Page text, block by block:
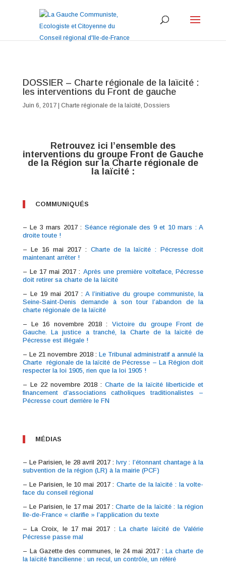
DOSSIER – Charte régionale de la laïcité :
les interventions du Front de gauche
Juin 6, 2017| Charte régionale de la laïcité, Dossiers
Retrouvez ici l’ensemble des
interventions du groupe Front de Gauche
de la Région sur la Charte régionale de
la laïcité :
COMMUNIQUÉS
– Le 3 mars 2017 : Séance régionale des 9 et 10 mars : A
droite toute !
– Le 16 mai 2017 : Charte de la laïcité : Pécresse doit
maintenant arrêter !
– Le 17 mai 2017 : Après une première volteface, Pécresse
doit retirer sa charte de la laïcité
– Le 19 mai 2017 :A l’initiative du groupe communiste, la
Seine-Saint-Denis demande à son tour l’abandon de la
charte régionale de la laïcité
– Le 16 novembre 2018 : Victoire du groupe Front de
Gauche. La justice a tranché, la Charte de la laïcité de
Pécresse est illégale !
– Le 21 novembre 2018 :Le Tribunal administratif a annulé la
Charte régionale de la laïcité de Pécresse – La Région doit
respecter la loi 1905, rien que la loi 1905 !
– Le 22 novembre 2018 :Charte de la laïcité liberticide et
financement d’associations catholiques traditionalistes –
Pécresse court derrière le FN
MÉDIAS
– Le Parisien, le 28 avril 2017 :Ivry : l’étonnant chantage à la
subvention de la région (LR) à la mairie (PCF)
– Le Parisien, le 10 mai 2017 :Charte de la laïcité : la volte-
face du conseil régional
– Le Parisien, le 17 mai 2017 :Charte de la laïcité : la région
Ile-de-France « clarifie » l’application du texte
– La Croix, le 17 mai 2017 :La charte laïcité de Valérie
Pécresse passe mal
– La Gazette des communes, le 24 mai 2017 :La charte de
la laïcité francilienne : un recul, un contrôle, un référé